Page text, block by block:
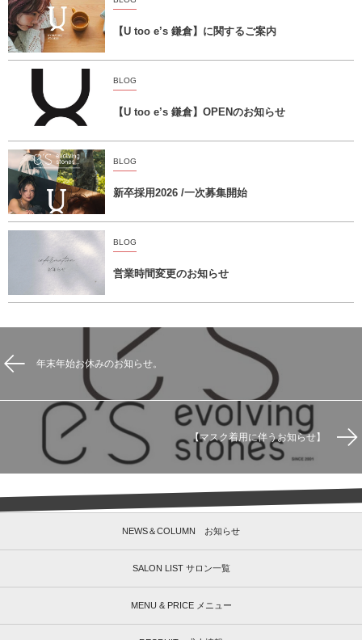
【U too e’s 鎌倉】に関するご案内
BLOG
【U too e’s 鎌倉】OPENのお知らせ
BLOG
新卒採用2026 /一次募集開始
BLOG
営業時間変更のお知らせ
年末年始お休みのお知らせ。
【マスク着用に伴うお知らせ】
NEWS＆COLUMN お知らせ
SALON LIST サロン一覧
MENU & PRICE メニュー